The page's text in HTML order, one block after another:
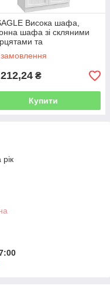
Висока шафа,
шафа зі скляними
та
полицями,
ящиком, отвором
замовлення
₴
Купити